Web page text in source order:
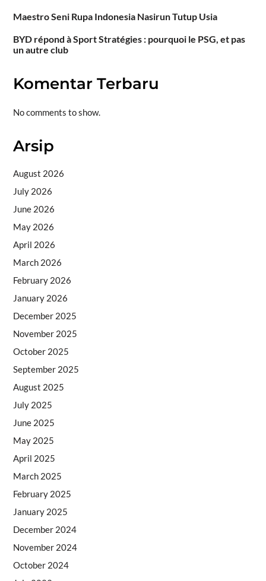
Maestro Seni Rupa Indonesia Nasirun Tutup Usia
BYD répond à Sport Stratégies : pourquoi le PSG, et pas
un autre club
Komentar Terbaru
No comments to show.
Arsip
August 2026
July 2026
June 2026
May 2026
April 2026
March 2026
February 2026
January 2026
December 2025
November 2025
October 2025
September 2025
August 2025
July 2025
June 2025
May 2025
April 2025
March 2025
February 2025
January 2025
December 2024
November 2024
October 2024